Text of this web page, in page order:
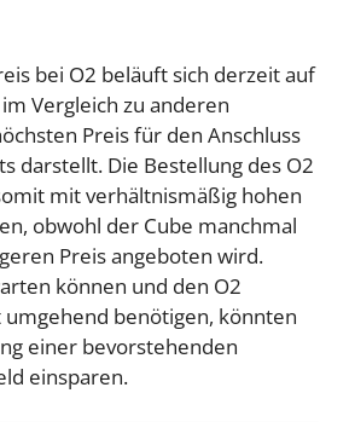
bei O2 beläuft sich derzeit auf
Vergleich zu anderen
Preis für den Anschluss
darstellt. Die Bestellung des O2
mit verhältnismäßig hohen
obwohl der Cube manchmal
Preis angeboten wird.
können und den O2
benötigen, könnten
einer bevorstehenden
einsparen.